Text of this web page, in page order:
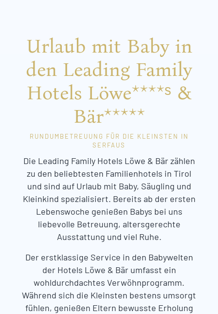
Urlaub mit Baby in
den Leading Family
Hotels Löwe****ˢ &
Bär*****
RUNDUMBETREUUNG FÜR DIE KLEINSTEN IN
SERFAUS
Die Leading Family Hotels Löwe & Bär zählen
zu den beliebtesten Familienhotels in Tirol
und sind auf Urlaub mit Baby, Säugling und
Kleinkind spezialisiert. Bereits ab der ersten
Lebenswoche genießen Babys bei uns
liebevolle Betreuung, altersgerechte
Ausstattung und viel Ruhe.
Der erstklassige Service in den Babywelten
der Hotels Löwe & Bär umfasst ein
wohldurchdachtes Verwöhnprogramm.
Während sich die Kleinsten bestens umsorgt
fühlen, genießen Eltern bewusste Erholung